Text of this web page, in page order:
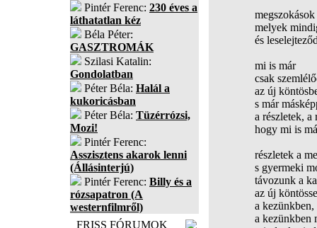
Pintér Ferenc: 230 éves a
láthatatlan kéz
Béla Péter:
GASZTROMÁK
Szilasi Katalin:
Gondolatban
Péter Béla: Halál a
kukoricásban
Péter Béla: Tüzérrózsi,
Mozi!
Pintér Ferenc:
Asszisztens akarok lenni
(Állásinterjú)
Pintér Ferenc: Billy és a
rózsapatron (A
westernfilmről)
FRISS FÓRUMOK
melyek
és
mi is már
csak
az új
s már
a részletek, a
hogy mi is
részletek a
s gyermeki
távozunk a
az új
a
a kezünkben